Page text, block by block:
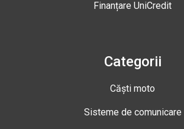
Finanțare UniCredit
Categorii
Căști moto
Sisteme de comunicare